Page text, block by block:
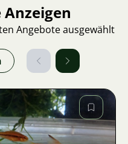
Angebote ausgewählt